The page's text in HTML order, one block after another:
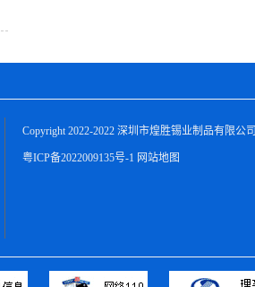
Copyright 2022-2022 深圳市煌胜锡业制品有限公司
粤ICP备2022009135号-1 网站地图